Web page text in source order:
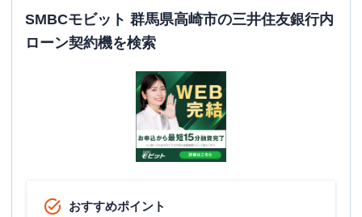
SMBCモビット 群馬県高崎市の三井住友銀行内
ローン契約機を検索
おすすめポイント